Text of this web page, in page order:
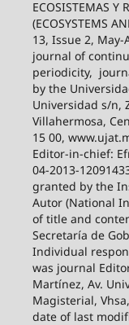
ECOSISTEMAS Y
(ECOSYSTEMS
13, Issue 2, May-
journal of
periodicity,
by the
Universidad s/n,
Villahermosa,
15 00,
Editor-in-chief:
04-2013-
granted by the
Autor (National
of title and
Secretaría de
Individual
was journal
Martínez, Av.
Magisterial,
date of last